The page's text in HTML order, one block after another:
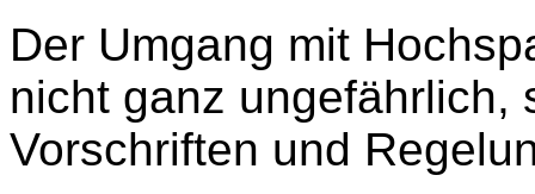
Der Umgang mit
nicht ganz ungefährlich,
Vorschriften und